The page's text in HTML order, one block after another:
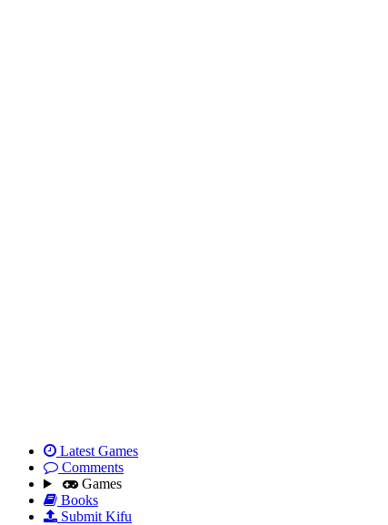
Latest Games
Comments
Games
Books
Submit Kifu